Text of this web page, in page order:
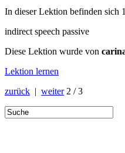
In dieser Lektion befinden sich
indirect speech passive
Diese Lektion wurde von
Lektion lernen
zurück | weiter 2 / 3